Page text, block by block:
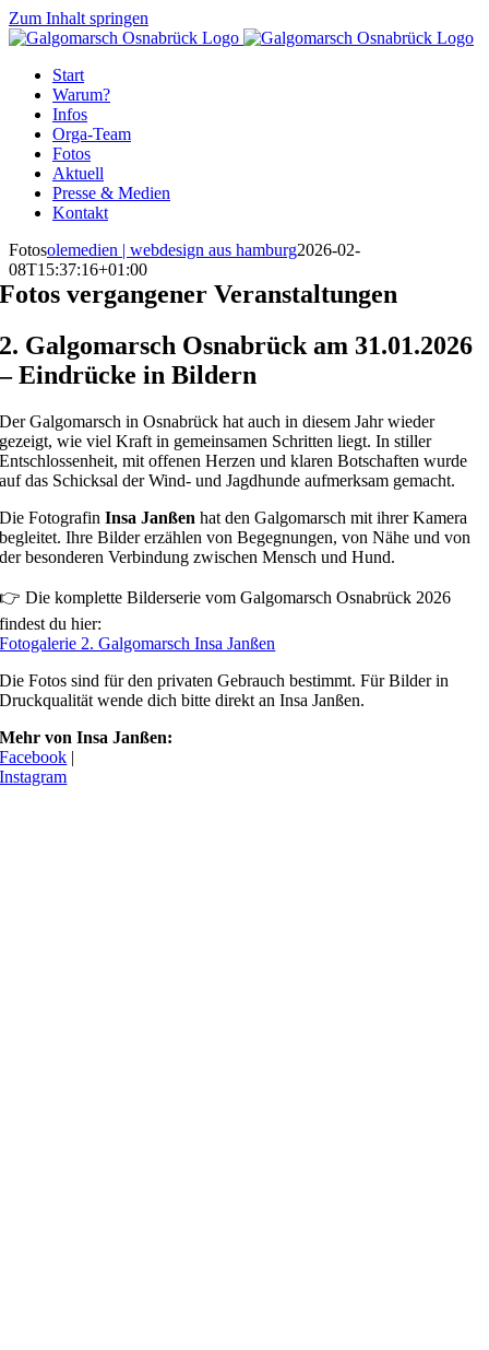
Zum Inhalt springen
Start
Warum?
Infos
Orga-Team
Fotos
Aktuell
Presse & Medien
Kontakt
Fotosolemedien | webdesign aus hamburg2026-02-
08T15:37:16+01:00
Fotos vergangener Veranstaltungen
2. Galgomarsch Osnabrück am 31.01.2026
– Eindrücke in Bildern
Der Galgomarsch in Osnabrück hat auch in diesem Jahr wieder
gezeigt, wie viel Kraft in gemeinsamen Schritten liegt. In stiller
Entschlossenheit, mit offenen Herzen und klaren Botschaften wurde
auf das Schicksal der Wind- und Jagdhunde aufmerksam gemacht.
Die FotografinInsa Janßen hat den Galgomarsch mit ihrer Kamera
begleitet. Ihre Bilder erzählen von Begegnungen, von Nähe und von
der besonderen Verbindung zwischen Mensch und Hund.
👉 Die komplette Bilderserie vom Galgomarsch Osnabrück 2026
findest du hier:
Fotogalerie 2. Galgomarsch Insa Janßen
Die Fotos sind für den privaten Gebrauch bestimmt. Für Bilder in
Druckqualität wende dich bitte direkt an Insa Janßen.
Mehr von Insa Janßen:
Facebook |
Instagram